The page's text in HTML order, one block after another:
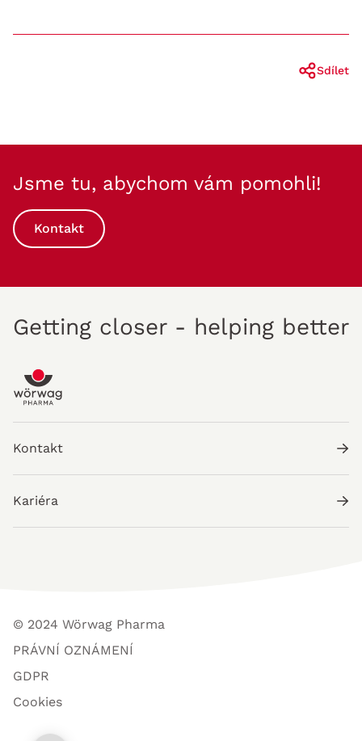
Sdílet
Jsme tu, abychom vám pomohli!
Kontakt
Getting closer - helping better
Kontakt
Kariéra
© 2024 Wörwag Pharma
PRÁVNÍ OZNÁMENÍ
GDPR
Cookies